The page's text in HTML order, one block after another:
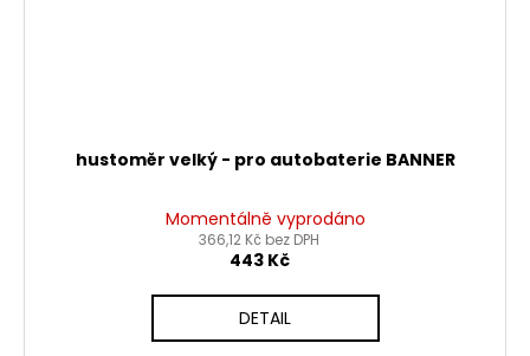
hustoměr velký - pro autobaterie BANNER
Momentálně vyprodáno
366,12 Kč bez DPH
443 Kč
DETAIL